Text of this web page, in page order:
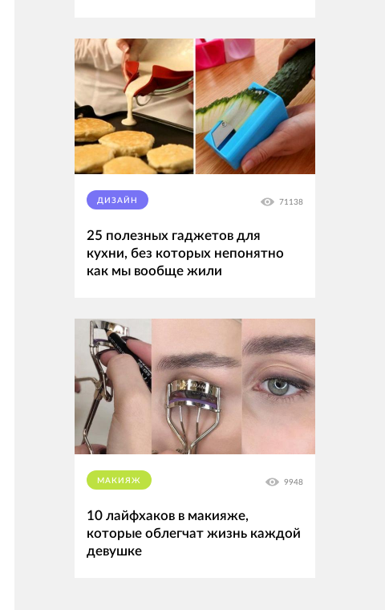
ДИЗАЙН 71138
25 полезных гаджетов для
кухни, без которых непонятно
как мы вообще жили
МАКИЯЖ 9948
10 лайфхаков в макияже,
которые облегчат жизнь каждой
девушке